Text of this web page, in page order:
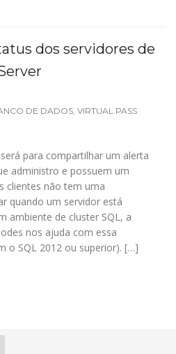
dos servidores de
DE DADOS, VIRTUAL PASS
para compartilhar um alerta
administro e possuem um
clientes não tem uma
quando um servidor está
ambiente de cluster SQL, a
nos ajuda com essa
o SQL 2012 ou superior). […]